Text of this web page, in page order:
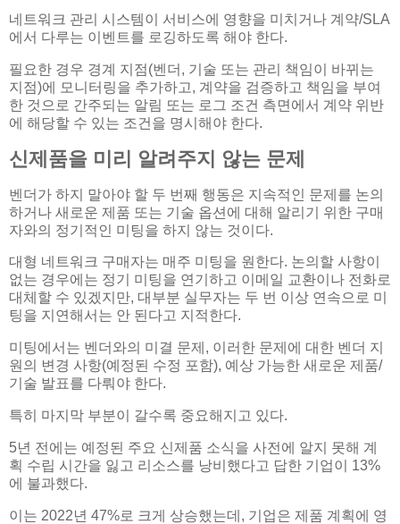
네트워크 관리 시스템이 서비스에 영향을 미치거나 계약/SLA
에서 다루는 이벤트를 로깅하도록 해야 한다.
필요한 경우 경계 지점(벤더, 기술 또는 관리 책임이 바뀌는
지점)에 모니터링을 추가하고, 계약을 검증하고 책임을 부여
한 것으로 간주되는 알림 또는 로그 조건 측면에서 계약 위반
에 해당할 수 있는 조건을 명시해야 한다.
신제품을 미리 알려주지 않는 문제
벤더가 하지 말아야 할 두 번째 행동은 지속적인 문제를 논의
하거나 새로운 제품 또는 기술 옵션에 대해 알리기 위한 구매
자와의 정기적인 미팅을 하지 않는 것이다.
대형 네트워크 구매자는 매주 미팅을 원한다. 논의할 사항이
없는 경우에는 정기 미팅을 연기하고 이메일 교환이나 전화로
대체할 수 있겠지만, 대부분 실무자는 두 번 이상 연속으로 미
팅을 지연해서는 안 된다고 지적한다.
미팅에서는 벤더와의 미결 문제, 이러한 문제에 대한 벤더 지
원의 변경 사항(예정된 수정 포함), 예상 가능한 새로운 제품/
기술 발표를 다뤄야 한다.
특히 마지막 부분이 갈수록 중요해지고 있다.
5년 전에는 예정된 주요 신제품 소식을 사전에 알지 못해 계
획 수립 시간을 잃고 리소스를 낭비했다고 답한 기업이 13%
에 불과했다.
이는 2022년 47%로 크게 상승했는데, 기업은 제품 계획에 영